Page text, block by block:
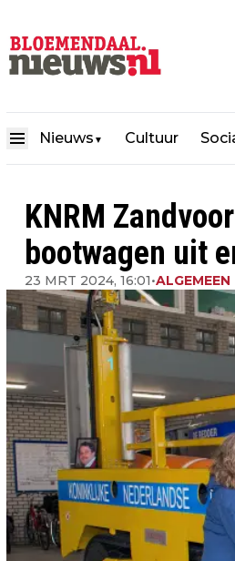
Nieuws ▼ Cultuur
KNRM
bootwagen uit
23 MRT 2024, 16:01•ALGEMEEN